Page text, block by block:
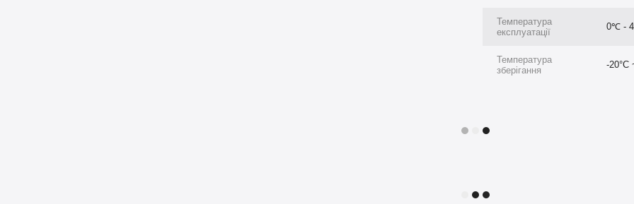
Температура
експлуатації
0℃ -
Температура
зберігання
-20°C